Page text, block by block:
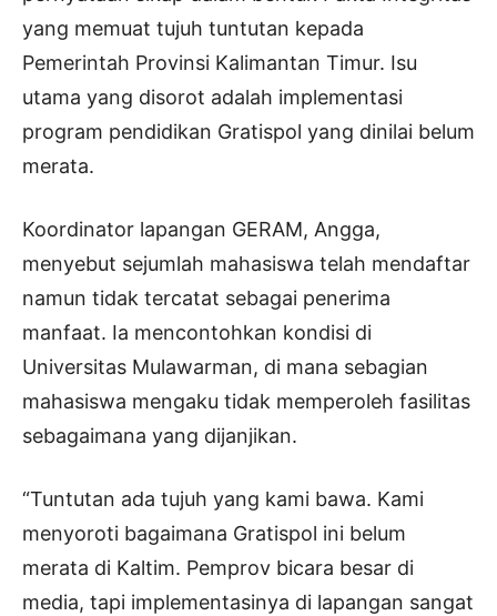
yang memuat tujuh tuntutan kepada
Pemerintah Provinsi Kalimantan Timur. Isu
utama yang disorot adalah implementasi
program pendidikan Gratispol yang dinilai belum
merata.
Koordinator lapangan GERAM, Angga,
menyebut sejumlah mahasiswa telah mendaftar
namun tidak tercatat sebagai penerima
manfaat. Ia mencontohkan kondisi di
Universitas Mulawarman, di mana sebagian
mahasiswa mengaku tidak memperoleh fasilitas
sebagaimana yang dijanjikan.
“Tuntutan ada tujuh yang kami bawa. Kami
menyoroti bagaimana Gratispol ini belum
merata di Kaltim. Pemprov bicara besar di
media, tapi implementasinya di lapangan sangat